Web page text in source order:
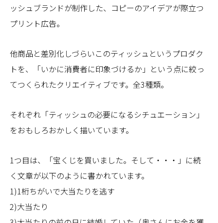
ッシュブランドが制作した、コピーのアイデアが際立つ
プリント広告。
他商品と差別化しづらいこのティッシュというプロダク
トを、「いかに消費者に印象づけるか」という点に絞っ
てつくられたクリエイティブです。全3種類。
それぞれ「ティッシュの必要になるシチュエーション」
をおもしろおかしく描いています。
1つ目は、「宝くじを買いました。そして・・・」に続
く文章が以下のように書かれています。
1)1桁ちがいで大当たりを逃す
2)大当たり